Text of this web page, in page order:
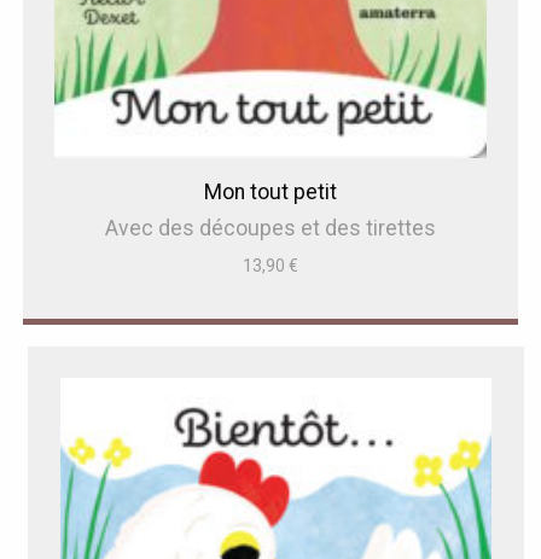
Mon tout petit
Avec des découpes et des tirettes
13,90 €